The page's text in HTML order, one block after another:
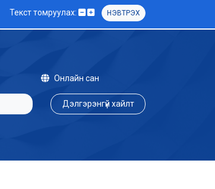
Текст томруулах: НЭВТРЭХ
Онлайн сан
Дэлгэрэнгүй хайлт